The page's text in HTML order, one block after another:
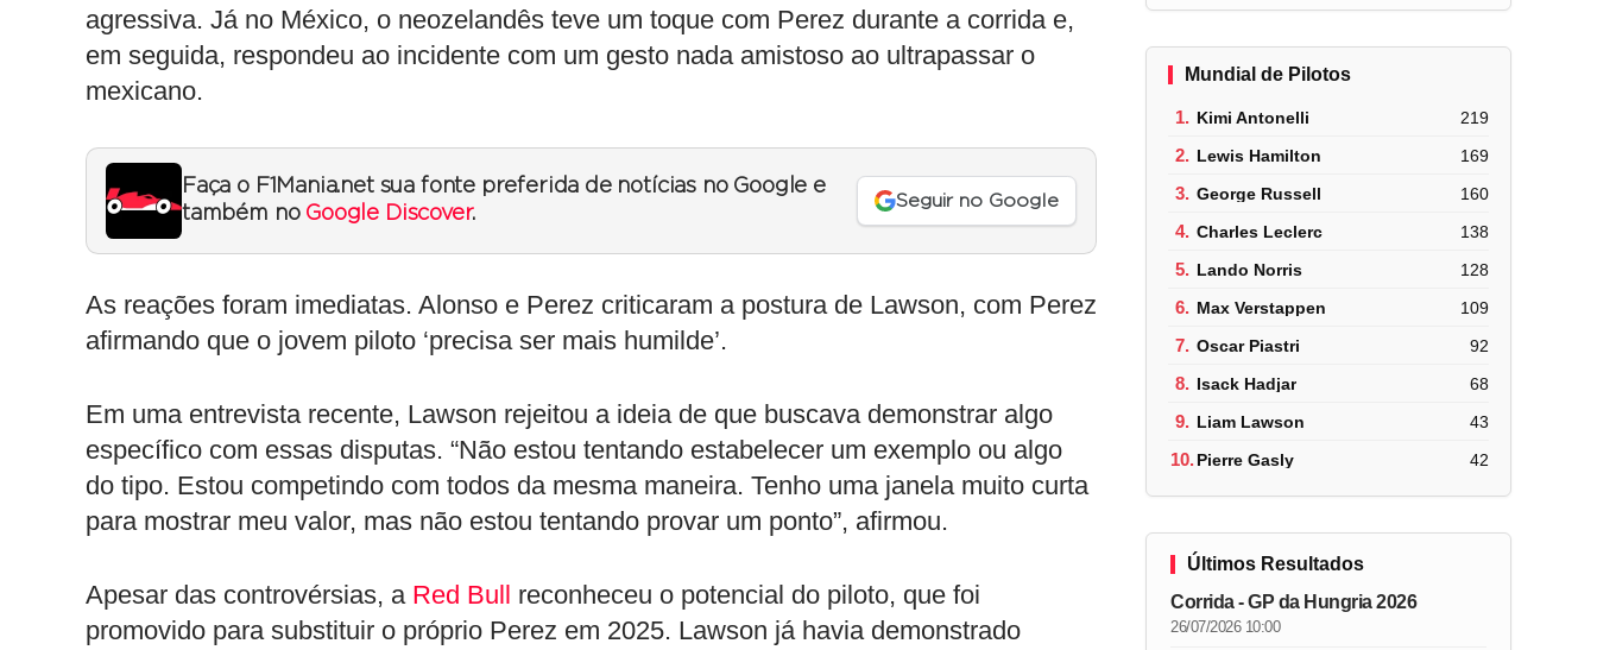
agressiva. Já no México, o neozelandês teve um toque com Perez durante a corrida e,
em seguida, respondeu ao incidente com um gesto nada amistoso ao ultrapassar o
mexicano.
Faça o F1Mania.net sua fonte preferida de notícias no Google e
também no Google Discover.
Seguir no Google
As reações foram imediatas. Alonso e Perez criticaram a postura de Lawson, com Perez
afirmando que o jovem piloto ‘precisa ser mais humilde’.
Em uma entrevista recente, Lawson rejeitou a ideia de que buscava demonstrar algo
específico com essas disputas. “Não estou tentando estabelecer um exemplo ou algo
do tipo. Estou competindo com todos da mesma maneira. Tenho uma janela muito curta
para mostrar meu valor, mas não estou tentando provar um ponto”, afirmou.
Apesar das controvérsias, a Red Bull reconheceu o potencial do piloto, que foi
promovido para substituir o próprio Perez em 2025. Lawson já havia demonstrado
Mundial de Pilotos
1. Kimi Antonelli 219
2. Lewis Hamilton 169
3. George Russell 160
4. Charles Leclerc 138
5. Lando Norris 128
6. Max Verstappen 109
7. Oscar Piastri 92
8. Isack Hadjar 68
9. Liam Lawson 43
10.Pierre Gasly 42
Últimos Resultados
Corrida - GP da Hungria 2026
26/07/2026 10:00